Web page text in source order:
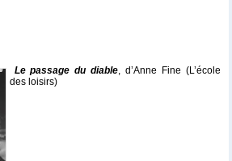
Le passage du diable, d’Anne Fine (L’école
des loisirs)